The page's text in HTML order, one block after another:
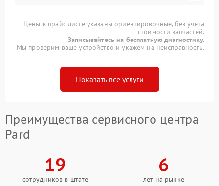
Цены в прайс-листе указаны ориентировочные, без учета
стоимости запчастей.
Записывайтесь на бесплатную диагностику.
Мы проверим ваше устройство и укажем на неисправность.
Показать все услуги
Преимущества сервисного центра
Pard
19
сотрудников в штате
6
лет на рынке